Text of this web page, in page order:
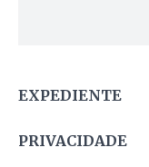
EXPEDIENTE
PRIVACIDADE